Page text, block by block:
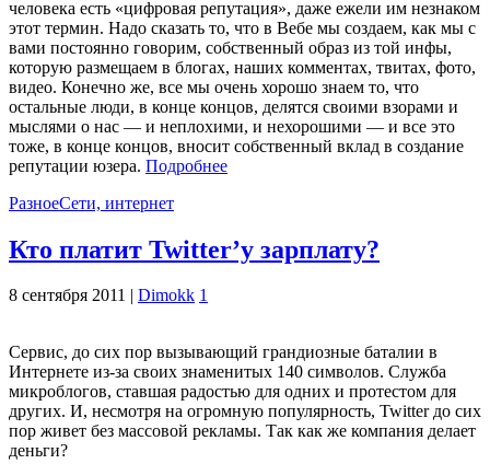
человека есть «цифровая репутация», даже ежели им незнаком
этот термин. Надо сказать то, что в Вебе мы создаем, как мы с
вами постоянно говорим, собственный образ из той инфы,
которую размещаем в блогах, наших комментах, твитах, фото,
видео. Конечно же, все мы очень хорошо знаем то, что
остальные люди, в конце концов, делятся своими взорами и
мыслями о нас — и неплохими, и нехорошими — и все это
тоже, в конце концов, вносит собственный вклад в создание
репутации юзера. Подробнее
РазноеСети, интернет
Кто платит Twitter’у зарплату?
8 сентября 2011 | Dimokk 1
Сервис, до сих пор вызывающий грандиозные баталии в
Интернете из-за своих знаменитых 140 символов. Служба
микроблогов, ставшая радостью для одних и протестом для
других. И, несмотря на огромную популярность, Twitter до сих
пор живет без массовой рекламы. Так как же компания делает
деньги?